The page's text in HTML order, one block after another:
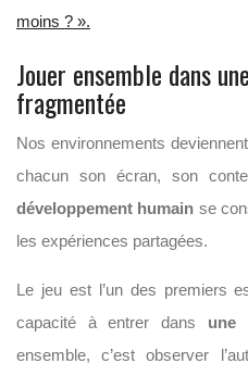
moins ? ».
Jouer ensemble dans
fragmentée
Nos environnements
chacun son écran, son
développement humain se
les expériences partagées.
Le jeu est l’un des premiers
capacité à entrer dans une
ensemble, c’est observer